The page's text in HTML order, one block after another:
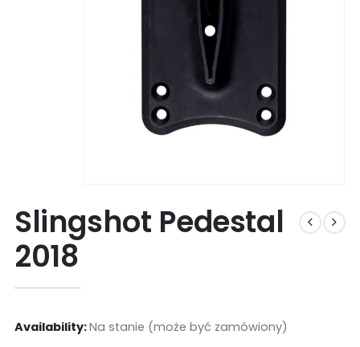
Slingshot Pedestal
2018
Availability:Na stanie (może być zamówiony)